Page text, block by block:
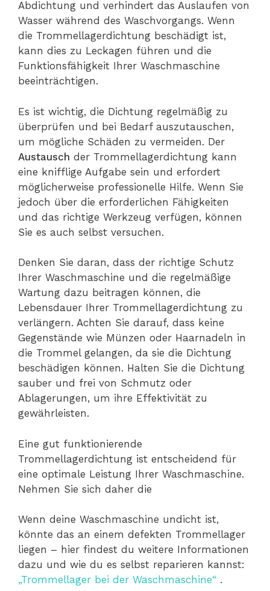
Abdichtung und verhindert das Auslaufen von
Wasser während des Waschvorgangs. Wenn
die Trommellagerdichtung beschädigt ist,
kann dies zu Leckagen führen und die
Funktionsfähigkeit Ihrer Waschmaschine
beeinträchtigen.
Es ist wichtig, die Dichtung regelmäßig zu
überprüfen und bei Bedarf auszutauschen,
um mögliche Schäden zu vermeiden. Der
Austausch der Trommellagerdichtung kann
eine knifflige Aufgabe sein und erfordert
möglicherweise professionelle Hilfe. Wenn Sie
jedoch über die erforderlichen Fähigkeiten
und das richtige Werkzeug verfügen, können
Sie es auch selbst versuchen.
Denken Sie daran, dass der richtige Schutz
Ihrer Waschmaschine und die regelmäßige
Wartung dazu beitragen können, die
Lebensdauer Ihrer Trommellagerdichtung zu
verlängern. Achten Sie darauf, dass keine
Gegenstände wie Münzen oder Haarnadeln in
die Trommel gelangen, da sie die Dichtung
beschädigen können. Halten Sie die Dichtung
sauber und frei von Schmutz oder
Ablagerungen, um ihre Effektivität zu
gewährleisten.
Eine gut funktionierende
Trommellagerdichtung ist entscheidend für
eine optimale Leistung Ihrer Waschmaschine.
Nehmen Sie sich daher die
Wenn deine Waschmaschine undicht ist,
könnte das an einem defekten Trommellager
liegen – hier findest du weitere Informationen
dazu und wie du es selbst reparieren kannst:
„Trommellager bei der Waschmaschine“ .